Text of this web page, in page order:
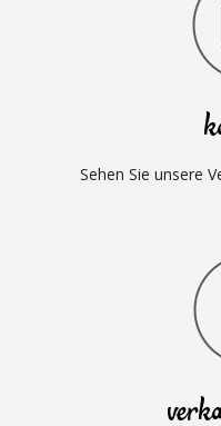
Sehen Sie unsere